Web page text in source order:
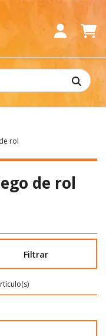
rol
de rol
Filtrar